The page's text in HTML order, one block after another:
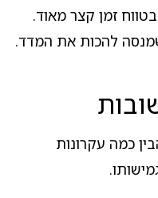
זמן קצר מאוד.
להכות את המדד.
כמה עקרונות